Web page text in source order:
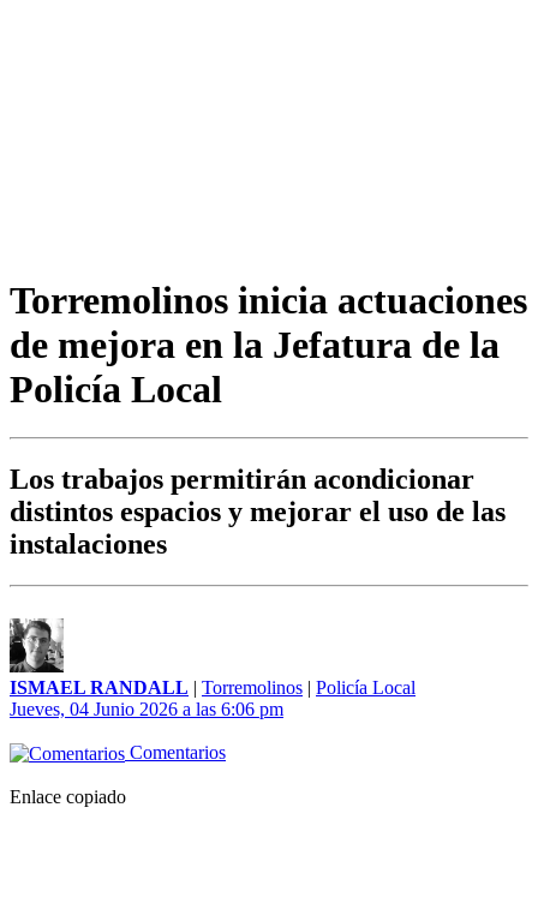
Torremolinos inicia actuaciones
de mejora en la Jefatura de la
Policía Local
Los trabajos permitirán acondicionar
distintos espacios y mejorar el uso de las
instalaciones
ISMAEL RANDALL | Torremolinos | Policía Local
Jueves, 04 Junio 2026 a las 6:06 pm
Comentarios
Enlace copiado